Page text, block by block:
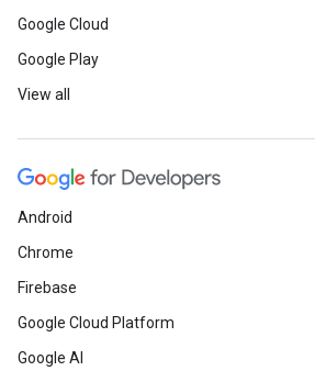
Google Cloud
Google Play
View all
Android
Chrome
Firebase
Google Cloud Platform
Google AI